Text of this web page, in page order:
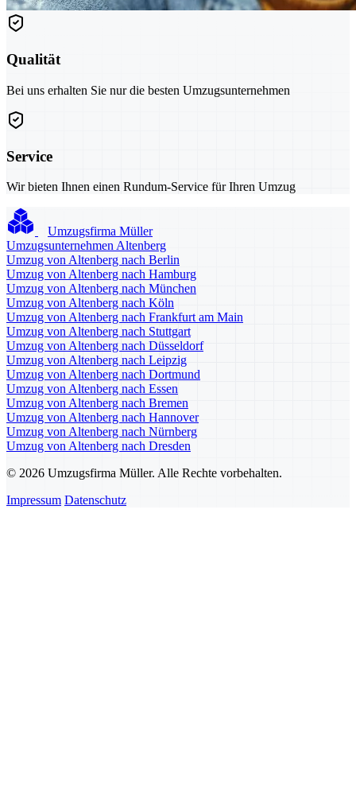
Qualität
Bei uns erhalten Sie nur die besten Umzugsunternehmen
Service
Wir bieten Ihnen einen Rundum-Service für Ihren Umzug
Umzugsfirma Müller
Umzugsunternehmen Altenberg
Umzug von Altenberg nach Berlin
Umzug von Altenberg nach Hamburg
Umzug von Altenberg nach München
Umzug von Altenberg nach Köln
Umzug von Altenberg nach Frankfurt am Main
Umzug von Altenberg nach Stuttgart
Umzug von Altenberg nach Düsseldorf
Umzug von Altenberg nach Leipzig
Umzug von Altenberg nach Dortmund
Umzug von Altenberg nach Essen
Umzug von Altenberg nach Bremen
Umzug von Altenberg nach Hannover
Umzug von Altenberg nach Nürnberg
Umzug von Altenberg nach Dresden
© 2026 Umzugsfirma Müller. Alle Rechte vorbehalten.
Impressum Datenschutz